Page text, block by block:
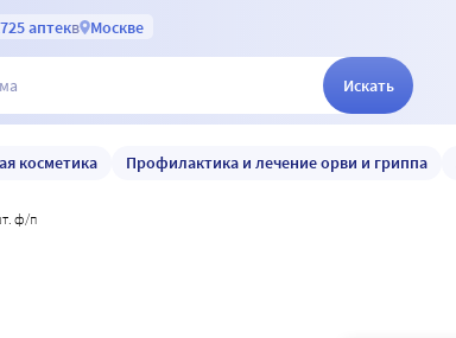
аптекв Москве
Искать
косметика Профилактика и лечение орви и гриппа
ф/п